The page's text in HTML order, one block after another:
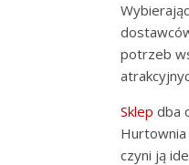
potrzeb
Sklep dba
czyni ją